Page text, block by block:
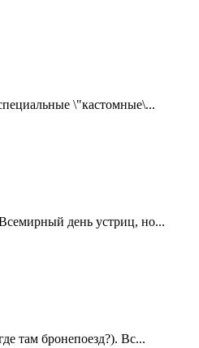
\"кастомные\...
день устриц, но...
там бронепоезд?). Вс...